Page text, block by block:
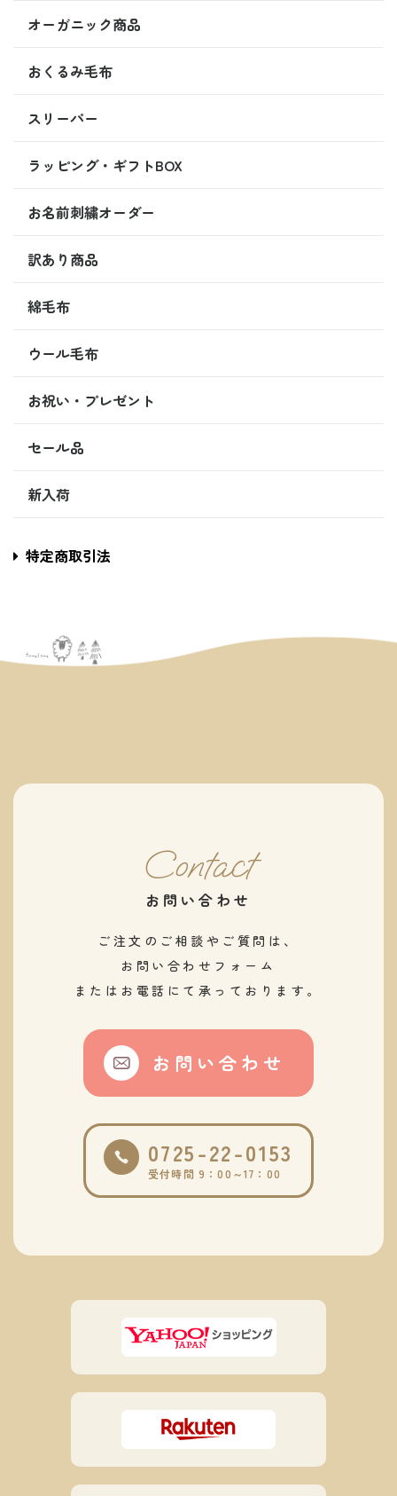
オーガニック商品
おくるみ毛布
スリーパー
ラッピング・ギフトBOX
お名前刺繍オーダー
訳あり商品
綿毛布
ウール毛布
お祝い・プレゼント
セール品
新入荷
特定商取引法
Contact
お問い合わせ
ご注文のご相談やご質問は、
お問い合わせフォーム
またはお電話にて承っております。
お問い合わせ
0725-22-0153
受付時間 9：00～17：00